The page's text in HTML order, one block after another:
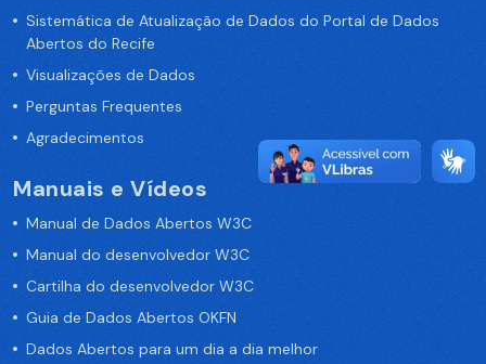
Sistemática de Atualização de Dados do Portal de Dados
Abertos do Recife
Visualizações de Dados
Perguntas Frequentes
Agradecimentos
Manuais e Vídeos
Manual de Dados Abertos W3C
Manual do desenvolvedor W3C
Cartilha do desenvolvedor W3C
Guia de Dados Abertos OKFN
Dados Abertos para um dia a dia melhor